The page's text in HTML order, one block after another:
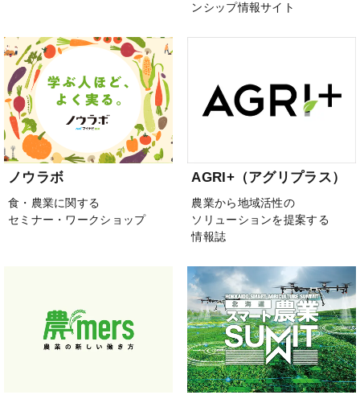
ンシップ情報サイト
ノウラボ
食・農業に関する
セミナー・ワークショップ
AGRI+（アグリプラス）
農業から地域活性の
ソリューションを提案する
情報誌